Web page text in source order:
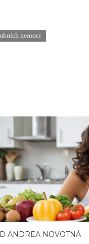
nemocí
ANDREA NOVOTNÁ